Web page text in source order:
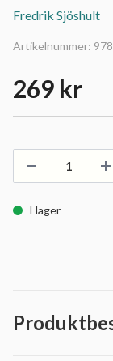
Fredrik Sjöshult
Artikelnummer:
269 kr
I lager